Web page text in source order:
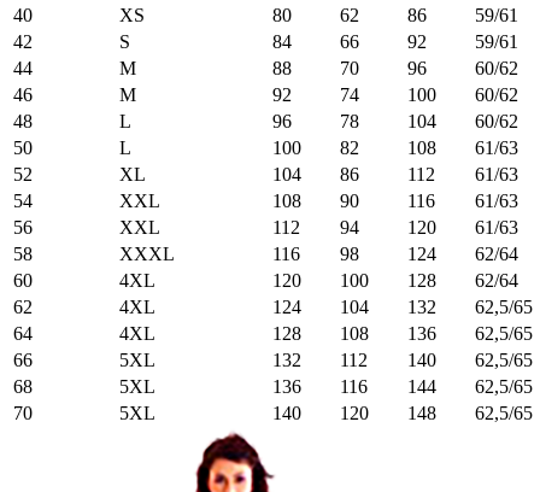
40
XS 80 62 86
59/61
42
S 84 66 92
59/61
44
M 88 70 96
60/62
46
M 92 74 100
60/62
48
L 96 78 104
60/62
50
L 100 82 108
61/63
52
XL 104 86 112
61/63
54
XXL 108 90 116
61/63
56
XXL 112 94 120
61/63
58
XXXL 116 98 124
62/64
60
4XL 120 100 128
62/64
62
4XL 124 104 132
62,5/65
64
4XL 128 108 136
62,5/65
66
5XL 132 112 140
62,5/65
68
5XL 136 116 144
62,5/65
70
5XL 140 120 148 62,5/65